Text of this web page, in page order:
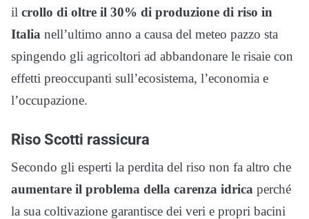
il crollo di oltre il 30% di produzione di riso in
Italia nell’ultimo anno a causa del meteo pazzo sta
spingendo gli agricoltori ad abbandonare le risaie con
effetti preoccupanti sull’ecosistema, l’economia e
l’occupazione.
Riso Scotti rassicura
Secondo gli esperti la perdita del riso non fa altro che
aumentare il problema della carenza idrica perché
la sua coltivazione garantisce dei veri e propri bacini